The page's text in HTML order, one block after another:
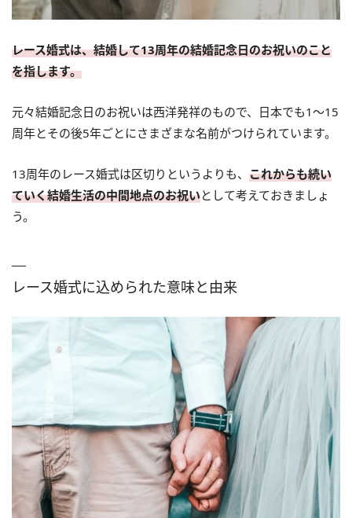
レース婚式は、結婚して13周年の結婚記念日のお祝いのこと
を指します。
元々結婚記念日のお祝いは西洋発祥のもので、日本でも1〜15
周年とその後5年ごとにさまざまな名前がつけられています。
13周年のレース婚式は区切りというよりも、 これからも続い
ていく結婚生活の中間地点のお祝いとして考えておきましょ
う。
レース婚式に込められた意味と由来